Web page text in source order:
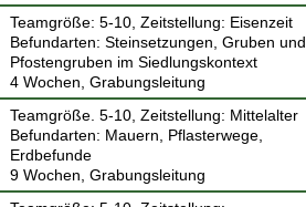
Teamgröße: 5-10, Zeitstellung: Eisenzeit
Befundarten: Steinsetzungen, Gruben und
Pfostengruben im Siedlungskontext
4 Wochen, Grabungsleitung
Teamgröße. 5-10, Zeitstellung: Mittelalter
Befundarten: Mauern, Pflasterwege,
Erdbefunde
9 Wochen, Grabungsleitung